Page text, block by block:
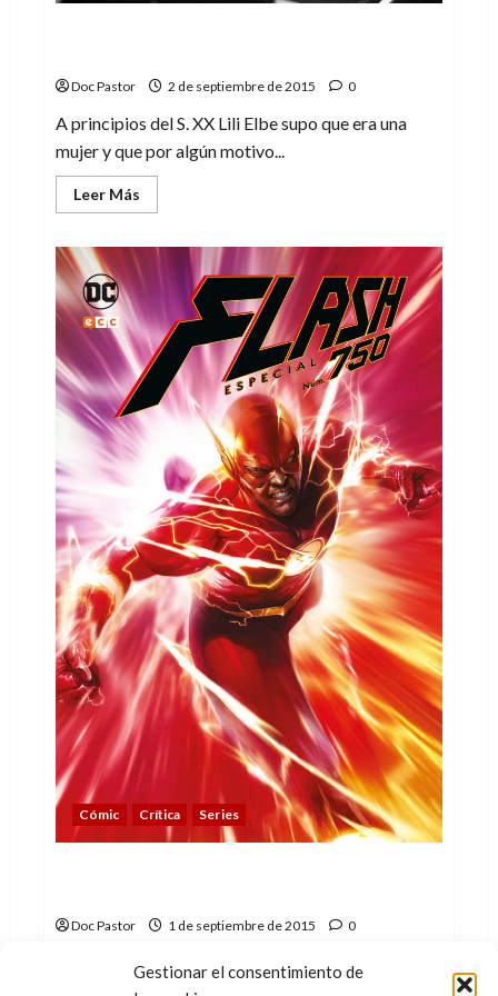
Gestionar el consentimiento de
Doc Pastor 2 de septiembre de 2015 0
A principios del S. XX Lili Elbe supo que era una
mujer y que por algún motivo...
Leer Más
más
Todos
tenemos
derecho
a
ser
nosotros
mismos
Cómic Crítica Series
Doc Pastor 1 de septiembre de 2015 0
Es innegable que Flash está viviendo uno de sus
mejores momentos en lo que a popularidad se...